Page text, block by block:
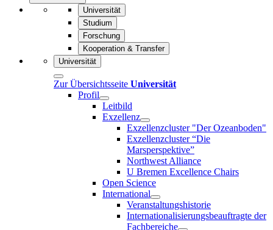
Universität
Studium
Forschung
Kooperation & Transfer
Universität
Zur Übersichtsseite Universität
Profil
Leitbild
Exzellenz
Exzellenzcluster "Der Ozeanboden"
Exzellenzcluster “Die
Marsperspektive”
Northwest Alliance
U Bremen Excellence Chairs
Open Science
International
Veranstaltungshistorie
Internationalisierungsbeauftragte der
Fachbereiche